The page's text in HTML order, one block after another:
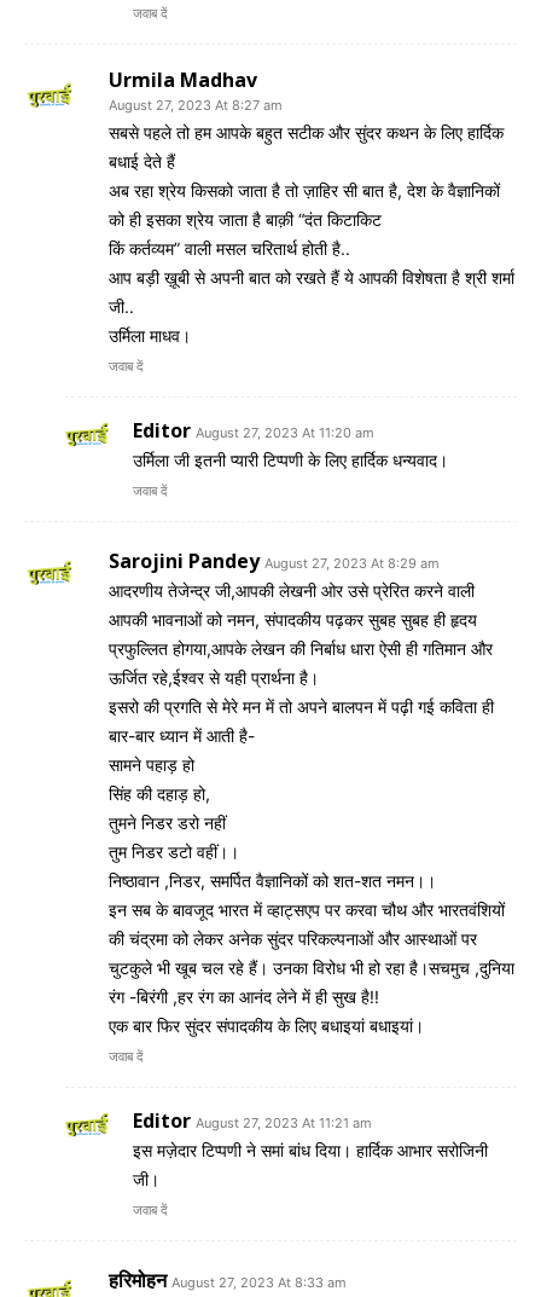
जवाब दें
Urmila Madhav
August 27, 2023 At 8:27 am
सबसे पहले तो हम आपके बहुत सटीक और सुंदर कथन के लिए हार्दिक
बधाई देते हैं
अब रहा श्रेय किसको जाता है तो ज़ाहिर सी बात है, देश के वैज्ञानिकों
को ही इसका श्रेय जाता है बाक़ी “दंत किटाकिट
किं कर्तव्यम” वाली मसल चरितार्थ होती है..
आप बड़ी ख़ूबी से अपनी बात को रखते हैं ये आपकी विशेषता है श्री शर्मा
जी..
उर्मिला माधव।
जवाब दें
Editor August 27, 2023 At 11:20 am
उर्मिला जी इतनी प्यारी टिप्पणी के लिए हार्दिक धन्यवाद।
जवाब दें
Sarojini Pandey August 27, 2023 At 8:29 am
आदरणीय तेजेन्द्र जी,आपकी लेखनी ओर उसे प्रेरित करने वाली
आपकी भावनाओं को नमन, संपादकीय पढ़कर सुबह सुबह ही हृदय
प्रफुल्लित होगया,आपके लेखन की निर्बाध धारा ऐसी ही गतिमान और
ऊर्जित रहे,ईश्वर से यही प्रार्थना है।
इसरो की प्रगति से मेरे मन में तो अपने बालपन में पढ़ी गई कविता ही
बार-बार ध्यान में आती है-
सामने पहाड़ हो
सिंह की दहाड़ हो,
तुमने निडर डरो नहीं
तुम निडर डटो वहीं।।
निष्ठावान ,निडर, समर्पित वैज्ञानिकों को शत-शत नमन।।
इन सब के बावजूद भारत में व्हाट्सएप पर करवा चौथ और भारतवंशियों
की चंद्रमा को लेकर अनेक सुंदर परिकल्पनाओं और आस्थाओं पर
चुटकुले भी खूब चल रहे हैं। उनका विरोध भी हो रहा है।सचमुच ,दुनिया
रंग -बिरंगी ,हर रंग का आनंद लेने में ही सुख है!!
एक बार फिर सुंदर संपादकीय के लिए बधाइयां बधाइयां।
जवाब दें
Editor August 27, 2023 At 11:21 am
इस मज़ेदार टिप्पणी ने समां बांध दिया। हार्दिक आभार सरोजिनी
जी।
जवाब दें
हरिमोहन August 27, 2023 At 8:33 am